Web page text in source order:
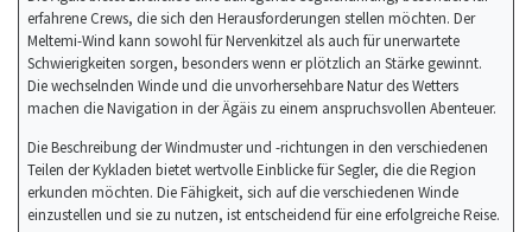
erfahrene Crews, die sich den Herausforderungen stellen möchten. Der
Meltemi-Wind kann sowohl für Nervenkitzel als auch für unerwartete
Schwierigkeiten sorgen, besonders wenn er plötzlich an Stärke gewinnt.
Die wechselnden Winde und die unvorhersehbare Natur des Wetters
machen die Navigation in der Ägäis zu einem anspruchsvollen Abenteuer.
Die Beschreibung der Windmuster und -richtungen in den verschiedenen
Teilen der Kykladen bietet wertvolle Einblicke für Segler, die die Region
erkunden möchten. Die Fähigkeit, sich auf die verschiedenen Winde
einzustellen und sie zu nutzen, ist entscheidend für eine erfolgreiche Reise.